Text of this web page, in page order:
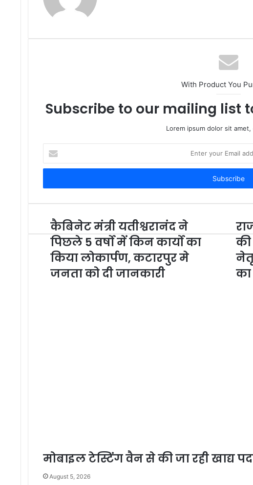
With Product You
Subscribe to our mailing list
Lorem ipsum dolor sit
your
Email
कैबिनेट मंत्री यतीश्वरानंद ने
पिछले 5 वर्षो में किन कार्यो का
किया लोकार्पण, कटारपुर मे
जनता को दी जानकारी
मोबाइल टेस्टिंग वैन से की जा रही खाद्य
August 5, 2026